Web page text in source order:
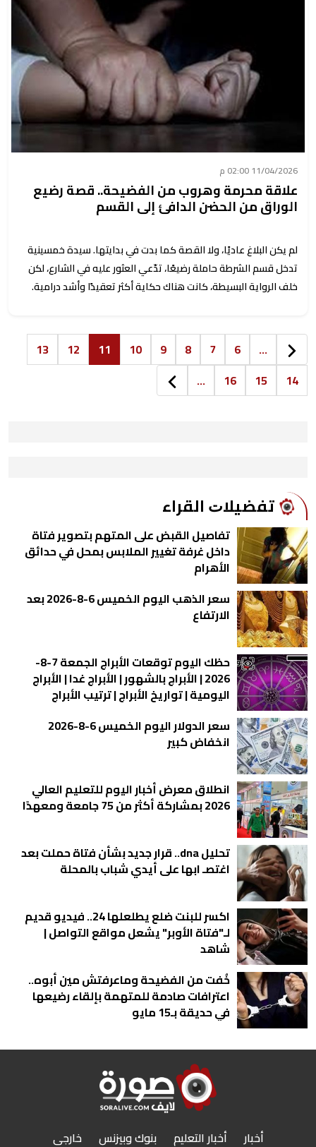
11/04/2026 02:00 م
علاقة محرمة وهروب من الفضيحة.. قصة رضيع
الوراق من الحضن الدافئ إلى القسم
لم يكن البلاغ عاديًا، ولا القصة كما بدت في بدايتها. سيدة خمسينية
تدخل قسم الشرطة حاملة رضيعًا، تدّعي العثور عليه في الشارع، لكن
خلف الرواية البسيطة، كانت هناك حكاية أكثر تعقيدًا وأشد درامية.
...
6
7
8
9
10
11
12
13
14
15
16
...
ﺗﻔﻀﻴﻼﺕ اﻟﻘﺮاء
تفاصيل القبض على المتهم بتصوير فتاة
داخل غرفة تغيير الملابس بمحل في حدائق
الأهرام
سعر الذهب اليوم الخميس 6-8-2026 بعد
الارتفاع
حظك اليوم توقعات الأبراج الجمعة 7-8-
2026 | الأبراج بالشهور | الأبراج غدا | الأبراج
اليومية | تواريخ الأبراج | ترتيب الأبراج
سعر الدولار اليوم الخميس 6-8-2026
انخفاض كبير
انطلاق معرض أخبار اليوم للتعليم العالي
2026 بمشاركة أكثر من 75 جامعة ومعهدًا
تحليل dna.. قرار جديد بشأن فتاة حملت بعد
اغتصـ ابها على أيدي شباب بالمحلة
اكسر للبنت ضلع يطلعلها 24.. فيديو قديم
لـ"فتاة الأوبر" يشعل مواقع التواصل |
شاهد
خُفت من الفضيحة وماعرفتش مين أبوه..
اعترافات صادمة للمتهمة بإلقاء رضيعها
في حديقة بـ15 مايو
أخبار أخبار التعليم بنوك وبيزنس خارجى